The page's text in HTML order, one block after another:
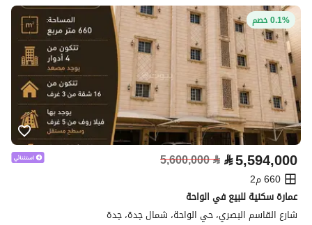
0.1% خصم
⃁5,594,000
⃁
5,600,000
660 م2
عمارة سكنية للبيع في الواحة
شارع القاسم البصري، حي الواحة، شمال جدة، جدة